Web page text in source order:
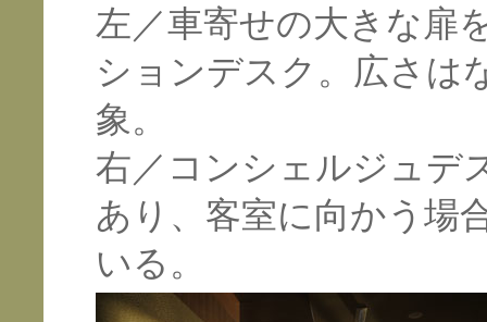
左／車寄せの大きな扉
ションデスク。広さは
象。
右／コンシェルジュデ
あり、客室に向かう場
いる。